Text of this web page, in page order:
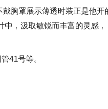
胸罩展示薄透时装正是他开
，汲取敏锐而丰富的灵感，
41号等。